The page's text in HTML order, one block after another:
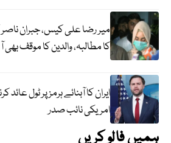
میر رضا علی کیس، جبران ناصر
کا مطالبہ، والدین کا موقف بھی
ایران کا آبنائے ہرمز پر ٹول
امریکی نائب صدر
ہمیں فالو کریں